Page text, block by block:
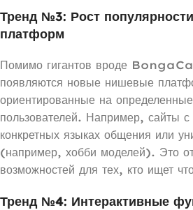
Тренд №3: Рост
платформ
Помимо гигантов вроде
появляются новые нишевые
ориентированные на определенные
пользователей. Например, сайты
конкретных языках общения или
(например, хобби моделей). Это
возможностей для тех, кто ищет
Тренд №4: Интерактивные